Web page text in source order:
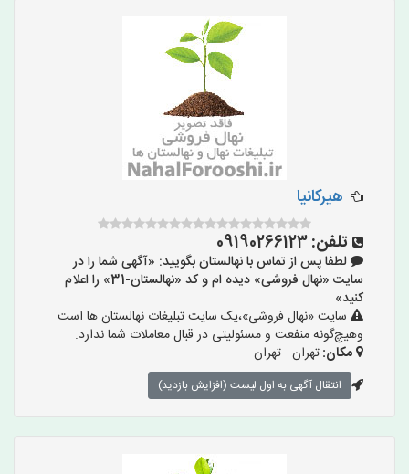
هیرکانیا
تلفن:09190266123
لطفا پس از تماس با نهالستان بگویید: «آگهی شما را در
سایت «نهال فروشی» دیده ام و کد «نهالستان-31» را اعلام
کنید»
سایت «نهال فروشی»،یک سایت تبلیغات نهالستان ها است
وهیچ‌گونه منفعت و مسئولیتی در قبال معاملات شما ندارد.
مکان:تهران - تهران
انتقال آگهی به اول لیست (افزایش بازدید)